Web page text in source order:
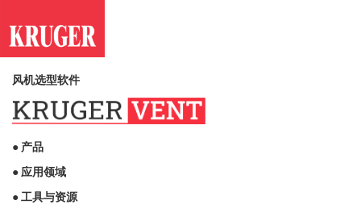
风机选型软件
● 产品
● 应用领域
● 工具与资源